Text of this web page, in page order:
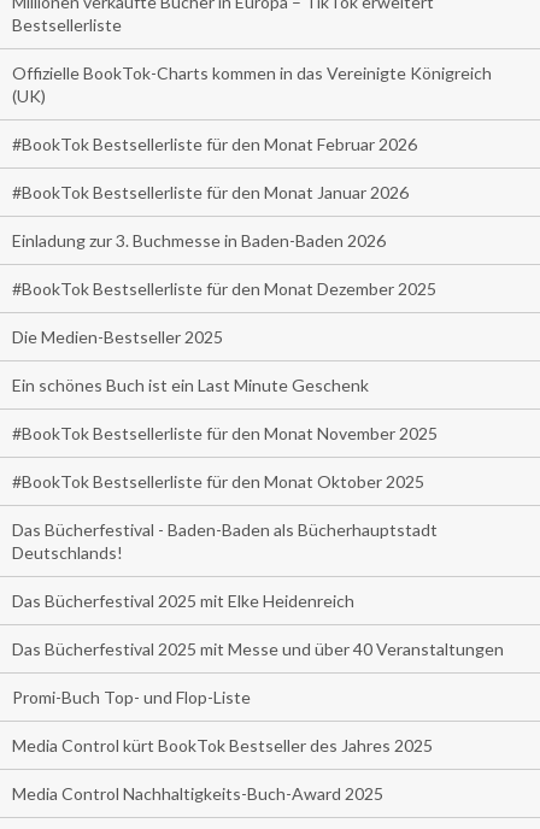
Bestsellerliste
Offizielle BookTok-Charts kommen in das Vereinigte Königreich
(UK)
#BookTok Bestsellerliste für den Monat Februar 2026
#BookTok Bestsellerliste für den Monat Januar 2026
Einladung zur 3. Buchmesse in Baden-Baden 2026
#BookTok Bestsellerliste für den Monat Dezember 2025
Die Medien-Bestseller 2025
Ein schönes Buch ist ein Last Minute Geschenk
#BookTok Bestsellerliste für den Monat November 2025
#BookTok Bestsellerliste für den Monat Oktober 2025
Das Bücherfestival - Baden-Baden als Bücherhauptstadt
Deutschlands!
Das Bücherfestival 2025 mit Elke Heidenreich
Das Bücherfestival 2025 mit Messe und über 40 Veranstaltungen
Promi-Buch Top- und Flop-Liste
Media Control kürt BookTok Bestseller des Jahres 2025
Media Control Nachhaltigkeits-Buch-Award 2025